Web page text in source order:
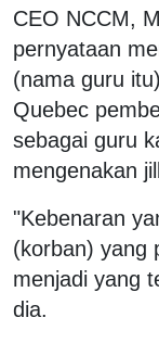
CEO NCCM,
pernyataan
(nama guru
Quebec
sebagai guru
mengenakan
"Kebenaran
(korban) yang
menjadi yang
dia.